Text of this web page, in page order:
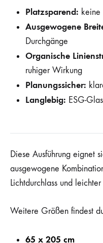
Platzsparend:
Ausgewogene
Durchgänge
Organische
ruhiger Wirkung
Planungssicher:
Langlebig: ESG-
Diese Ausführung eignet
ausgewogene
Lichtdurchlass und
Weitere Größen findest
65 x 205 cm